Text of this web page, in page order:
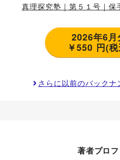
真理探究塾｜第５１号｜保
2026年6月
￥550
さらに以前のバック
著者プロ